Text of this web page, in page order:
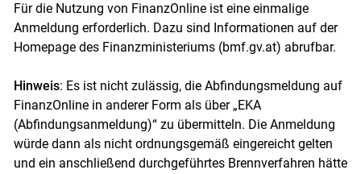
Für die Nutzung von FinanzOnline ist eine einmalige
Anmeldung erforderlich. Dazu sind Informationen auf der
Homepage des Finanzministeriums (bmf.gv.at) abrufbar.
Hinweis: Es ist nicht zulässig, die Abfindungsmeldung auf
FinanzOnline in anderer Form als über „EKA
(Abfindungsanmeldung)“ zu übermitteln. Die Anmeldung
würde dann als nicht ordnungsgemäß eingereicht gelten
und ein anschließend durchgeführtes Brennverfahren hätte